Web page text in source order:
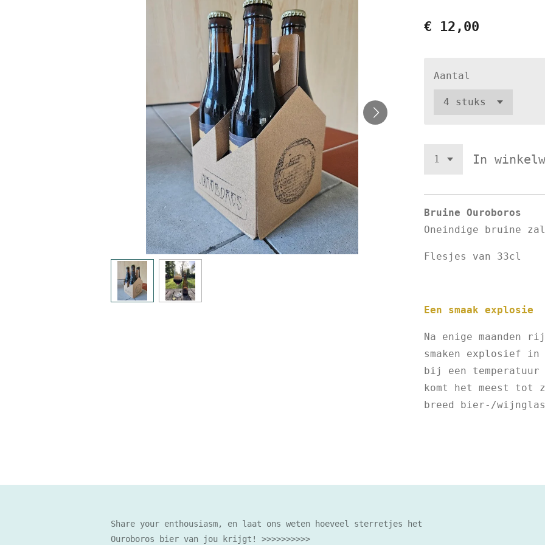
€ 12,00
Aantal
In
Bruine Ouroboros
Oneindige bruine
Flesjes van 33cl
Een smaak explosie
Na enige maanden
smaken explosief in
bij een temperatuur
komt het meest
breed bier-/
Share your enthousiasm, en laat ons weten hoeveel sterretjes het
Ouroboros bier van jou krijgt! >>>>>>>>>>